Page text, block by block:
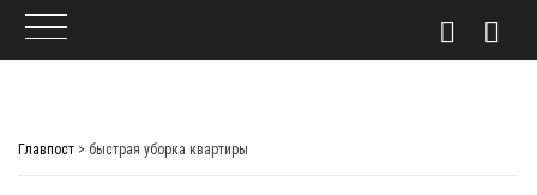
Главпост > быстрая уборка квартиры